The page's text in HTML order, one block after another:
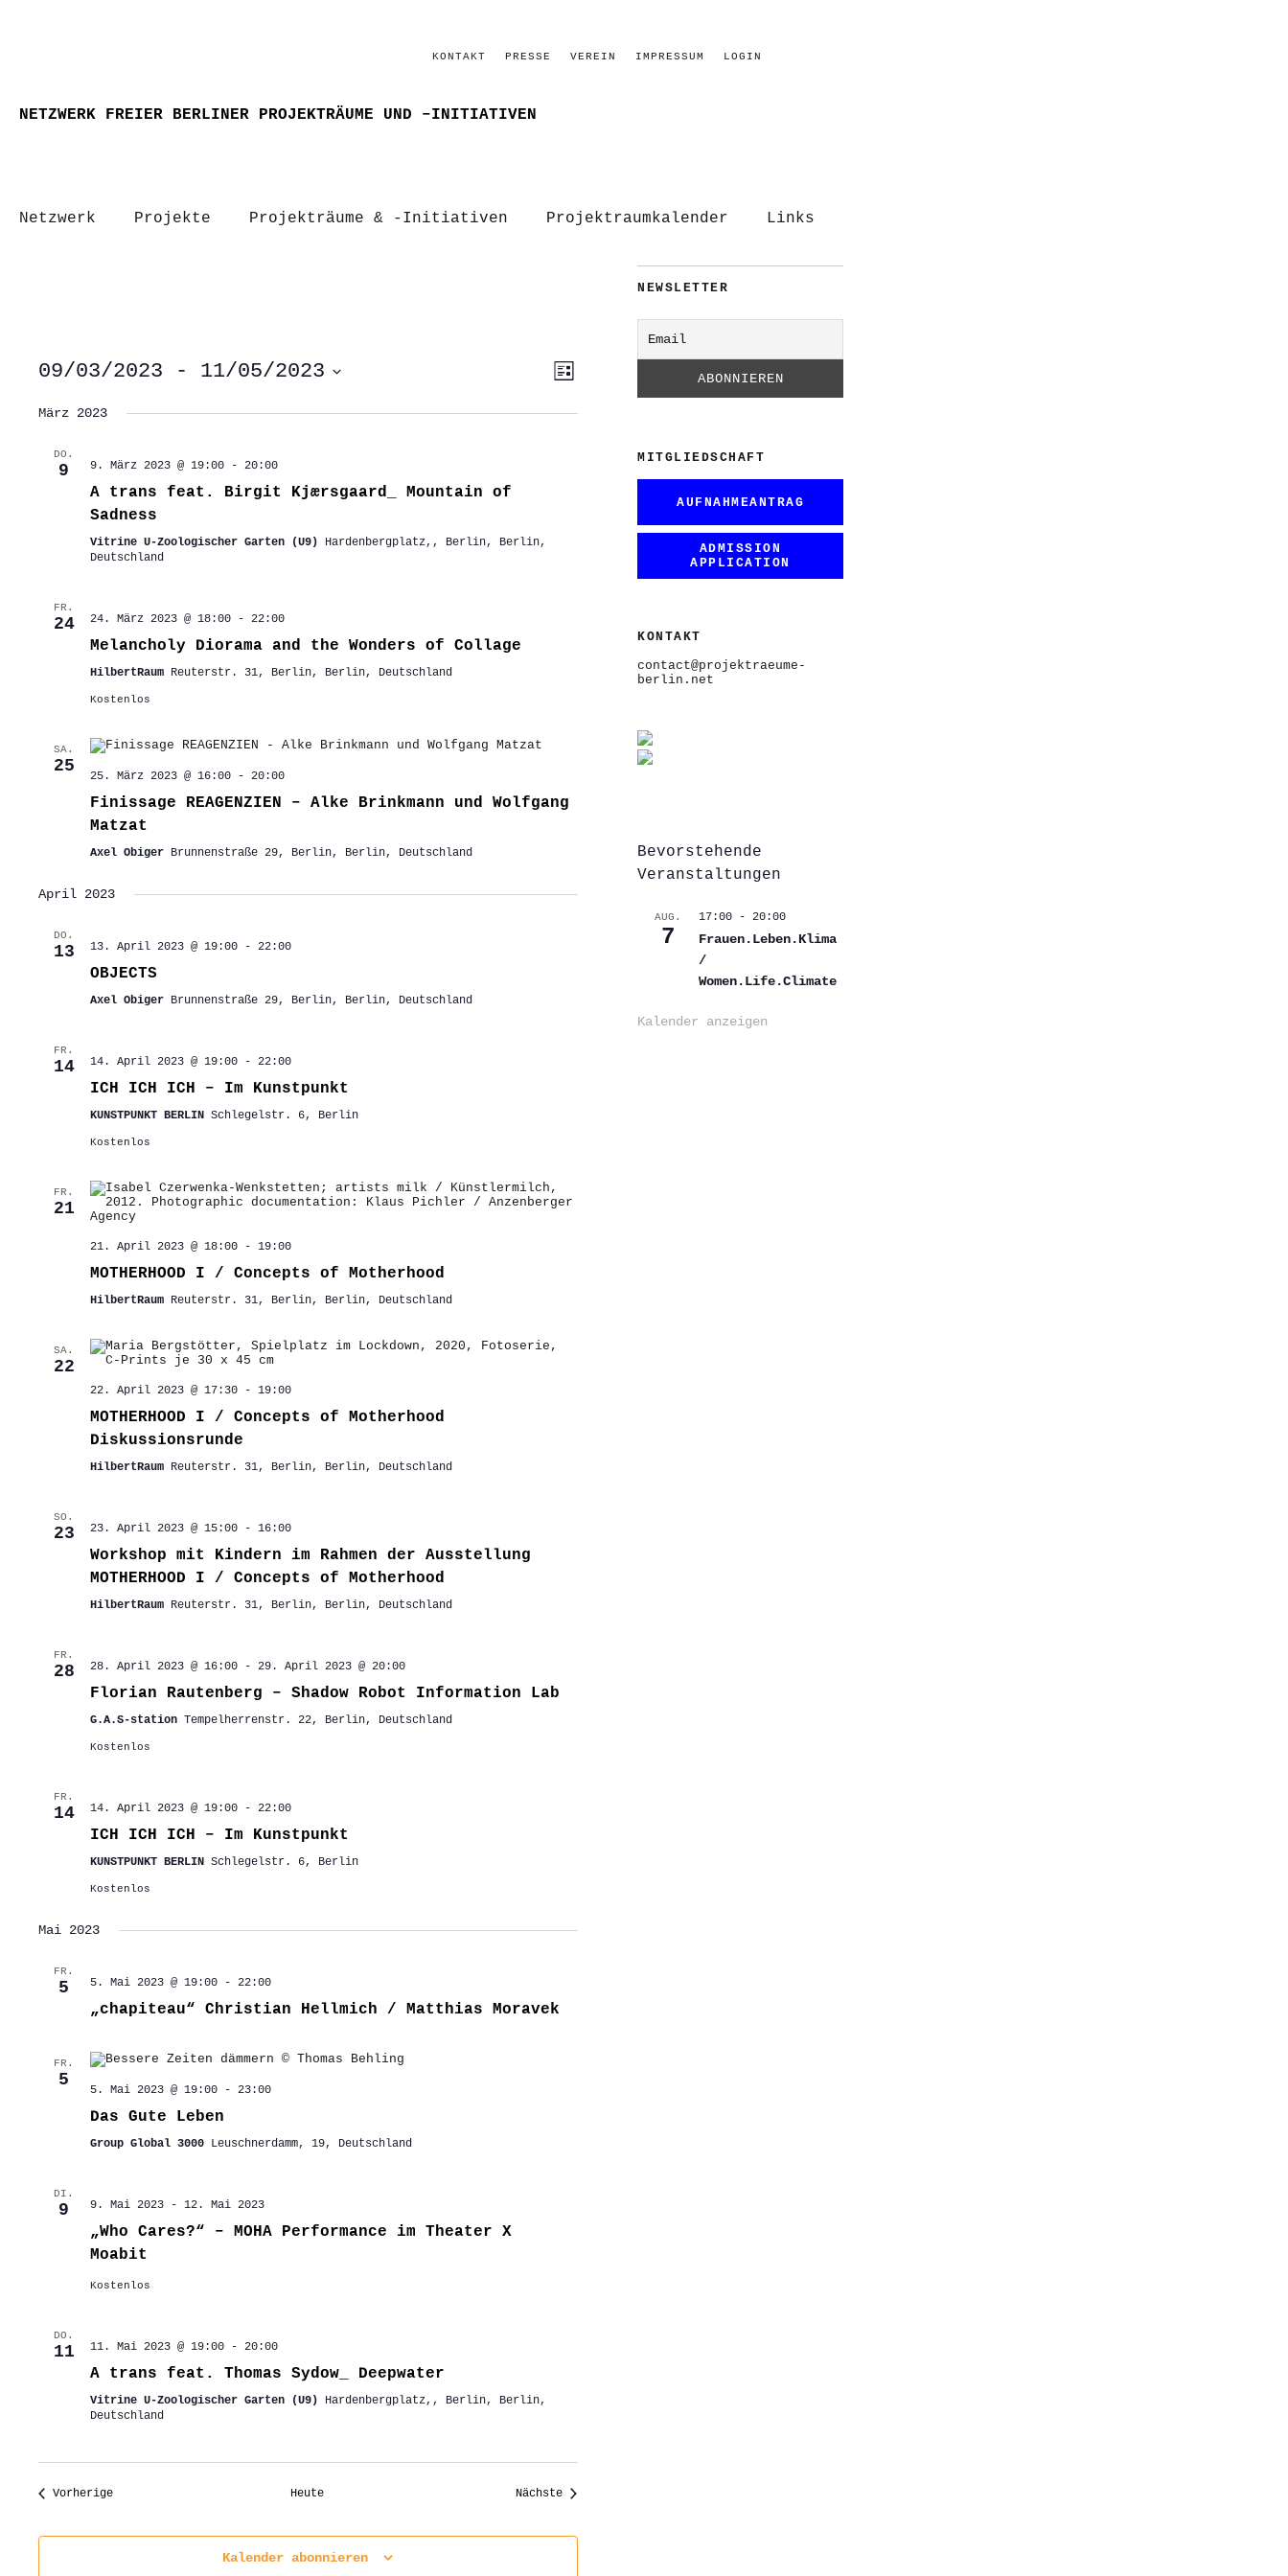
KONTAKT PRESSE VEREIN IMPRESSUM LOGIN
NETZWERK FREIER BERLINER PROJEKTRÄUME UND –INITIATIVEN
Netzwerk Projekte Projekträume & -Initiativen Projektraumkalender Links
ANSICHTEN-
NAVIGATION
VERANSTALTUNG
ANSICHTEN-
Liste
09/03/2023 - 11/05/2023
wählen.
März 2023
DO.
9 9. März 2023 @ 19:00- 20:00
A trans feat. Birgit Kjærsgaard_ Mountain of
Sadness
Vitrine U-Zoologischer Garten (U9)
Hardenbergplatz,, Berlin, Berlin,
Deutschland
FR.
24 24. März 2023 @ 18:00- 22:00
Melancholy Diorama and the Wonders of Collage
HilbertRaum Reuterstr. 31, Berlin, Berlin, Deutschland
Kostenlos
SA.
25
25. März 2023 @ 16:00- 20:00
Finissage REAGENZIEN – Alke Brinkmann und Wolfgang
Matzat
Axel Obiger Brunnenstraße 29, Berlin, Berlin, Deutschland
April 2023
DO.
13 13. April 2023 @ 19:00- 22:00
OBJECTS
Axel Obiger Brunnenstraße 29, Berlin, Berlin, Deutschland
FR.
14 14. April 2023 @ 19:00- 22:00
ICH ICH ICH – Im Kunstpunkt
KUNSTPUNKT BERLIN Schlegelstr. 6, Berlin
Kostenlos
FR.
21
21. April 2023 @ 18:00- 19:00
MOTHERHOOD I / Concepts of Motherhood
HilbertRaum Reuterstr. 31, Berlin, Berlin, Deutschland
SA.
22
22. April 2023 @ 17:30- 19:00
MOTHERHOOD I / Concepts of Motherhood
Diskussionsrunde
HilbertRaum Reuterstr. 31, Berlin, Berlin, Deutschland
SO.
23 23. April 2023 @ 15:00- 16:00
Workshop mit Kindern im Rahmen der Ausstellung
MOTHERHOOD I / Concepts of Motherhood
HilbertRaum Reuterstr. 31, Berlin, Berlin, Deutschland
FR.
28 28. April 2023 @ 16:00- 29. April 2023 @ 20:00
Florian Rautenberg – Shadow Robot Information Lab
G.A.S-station Tempelherrenstr. 22, Berlin, Deutschland
Kostenlos
FR.
14 14. April 2023 @ 19:00- 22:00
ICH ICH ICH – Im Kunstpunkt
KUNSTPUNKT BERLIN Schlegelstr. 6, Berlin
Kostenlos
Mai 2023
FR.
5 5. Mai 2023 @ 19:00- 22:00
„chapiteau“ Christian Hellmich / Matthias Moravek
FR.
5
5. Mai 2023 @ 19:00- 23:00
Das Gute Leben
Group Global 3000 Leuschnerdamm, 19, Deutschland
DI.
9 9. Mai 2023- 12. Mai 2023
„Who Cares?“ – MOHA Performance im Theater X
Moabit
Kostenlos
DO.
11 11. Mai 2023 @ 19:00- 20:00
A trans feat. Thomas Sydow_ Deepwater
Vitrine U-Zoologischer Garten (U9)
Hardenbergplatz,, Berlin, Berlin,
Deutschland
VorherigeVeranstaltungen Heute NächsteVeranstaltungen
Kalender abonnieren
NEWSLETTER
MITGLIEDSCHAFT
AUFNAHMEANTRAG
ADMISSION
APPLICATION
KONTAKT
contact@projektraeume-
berlin.net
Bevorstehende
Veranstaltungen
AUG.
7
17:00 - 20:00
Frauen.Leben.Klima
/
Women.Life.Climate
Kalender anzeigen